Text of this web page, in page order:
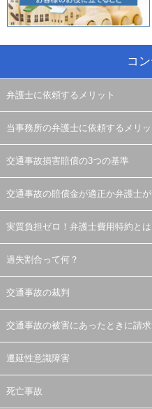
コ
弁護士に依頼するメリット
当事務所の弁護士に依頼するメリッ
交通事故損害賠償の3つの基準
交通事故の賠償金が適正か弁護士
実質負担ゼロ！弁護士費用特約とは
過失割合って何？
交通事故の裁判
交通事故の被害にあったときに請
遷延性意識障害
死亡事故